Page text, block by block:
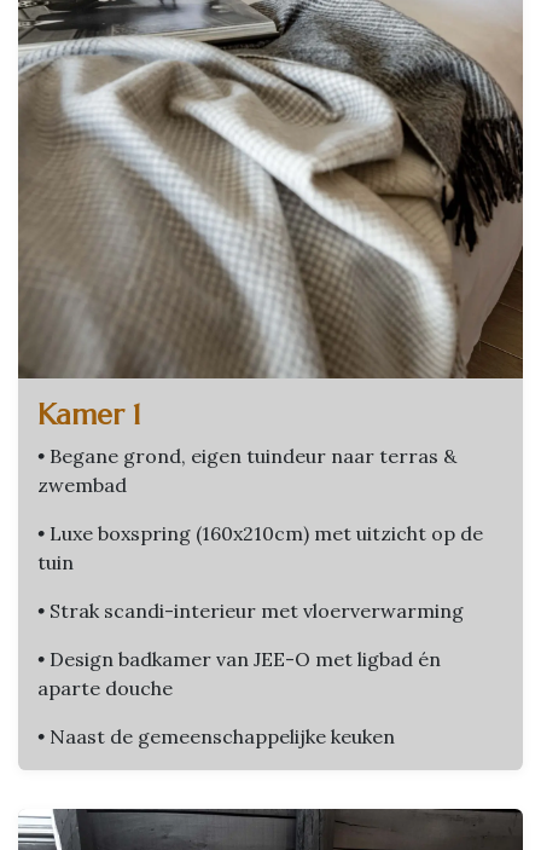
Kamer 1
• Begane grond, eigen tuindeur naar terras &
zwembad
• Luxe boxspring (160x210cm) met uitzicht op de
tuin
• Strak scandi-interieur met vloerverwarming
• Design badkamer van JEE-O met ligbad én
aparte douche
• Naast de gemeenschappelijke keuken